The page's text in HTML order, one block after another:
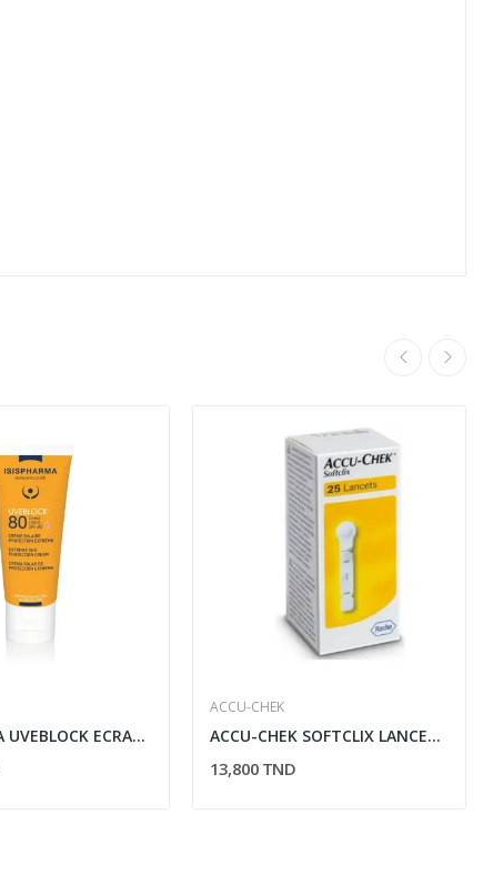
ISISPHARMA UVEBLOCK ECRAN SPF 80 TEINTE 40ML
ACCU-CHEK
ACCU-CHEK SOFTCLIX LANCETTES 25 LANCETTES
13,800 TND